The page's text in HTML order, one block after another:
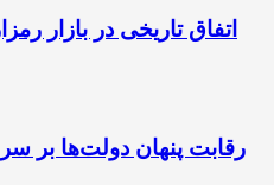
اتفاق تاریخی در بازار